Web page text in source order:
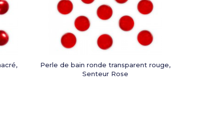
Perle de bain ronde transparent rouge,
Senteur Rose